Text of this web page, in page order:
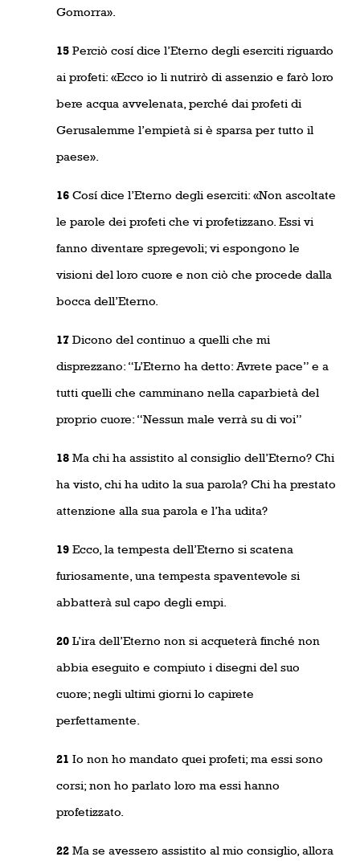
Gomorra».
15 Perciò cosí dice l’Eterno degli eserciti riguardo
ai profeti: «Ecco io li nutrirò di assenzio e farò loro
bere acqua avvelenata, perché dai profeti di
Gerusalemme l’empietà si è sparsa per tutto il
paese».
16 Cosí dice l’Eterno degli eserciti: «Non ascoltate
le parole dei profeti che vi profetizzano. Essi vi
fanno diventare spregevoli; vi espongono le
visioni del loro cuore e non ciò che procede dalla
bocca dell’Eterno.
17 Dicono del continuo a quelli che mi
disprezzano: “L’Eterno ha detto: Avrete pace” e a
tutti quelli che camminano nella caparbietà del
proprio cuore: “Nessun male verrà su di voi”
18 Ma chi ha assistito al consiglio dell’Eterno? Chi
ha visto, chi ha udito la sua parola? Chi ha prestato
attenzione alla sua parola e l’ha udita?
19 Ecco, la tempesta dell’Eterno si scatena
furiosamente, una tempesta spaventevole si
abbatterà sul capo degli empi.
20 L’ira dell’Eterno non si acqueterà finché non
abbia eseguito e compiuto i disegni del suo
cuore; negli ultimi giorni lo capirete
perfettamente.
21 Io non ho mandato quei profeti; ma essi sono
corsi; non ho parlato loro ma essi hanno
profetizzato.
22 Ma se avessero assistito al mio consiglio, allora